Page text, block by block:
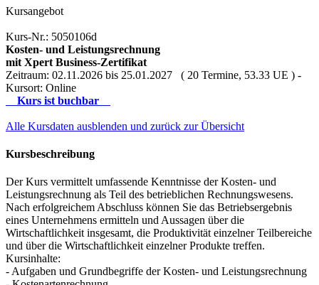
Kursangebot
Kurs-Nr.: 5050106d
Kosten- und Leistungsrechnung
mit Xpert Business-Zertifikat
Zeitraum: 02.11.2026 bis 25.01.2027 ( 20 Termine, 53.33 UE ) -
Kursort: Online
Kurs ist buchbar
Alle Kursdaten ausblenden und zurück zur Übersicht
Kursbeschreibung
Der Kurs vermittelt umfassende Kenntnisse der Kosten- und
Leistungsrechnung als Teil des betrieblichen Rechnungswesens.
Nach erfolgreichem Abschluss können Sie das Betriebsergebnis
eines Unternehmens ermitteln und Aussagen über die
Wirtschaftlichkeit insgesamt, die Produktivität einzelner Teilbereiche
und über die Wirtschaftlichkeit einzelner Produkte treffen.
Kursinhalte:
- Aufgaben und Grundbegriffe der Kosten- und Leistungsrechnung